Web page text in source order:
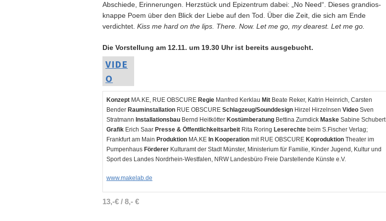
Abschiede, Erinnerungen. Herzstück und Epizentrum dabei: „No Need“. Dieses grandios-
knappe Poem über den Blick der Liebe auf den Tod. Über die Zeit, die sich am Ende
verdichtet. Kiss me hard on the lips. There. Now. Let me go, my dearest. Let me go.
Die Vorstellung am 12.11. um 19.30 Uhr ist bereits ausgebucht.
VIDE
O
Konzept MA.KE, RUE OBSCURE Regie Manfred Kerklau Mit Beate Reker, Katrin Heinrich, Carsten
Bender Rauminstallation RUE OBSCURE Schlagzeug/Sounddesign Hirzel Hirzelnsen Video Sven
Stratmann Installationsbau Bernd Heitkötter Kostümberatung Bettina Zumdick Maske Sabine Schubert
Grafik Erich Saar Presse & Öffentlichkeitsarbeit Rita Roring Leserechte beim S.Fischer Verlag;
Frankfurt am Main Produktion MA.KE In Kooperation mit RUE OBSCURE Koproduktion Theater im
Pumpenhaus Förderer Kulturamt der Stadt Münster, Ministerium für Familie, Kinder Jugend, Kultur und
Sport des Landes Nordrhein-Westfalen, NRW Landesbüro Freie Darstellende Künste e.V.
www.makelab.de
13,-€ / 8,- €